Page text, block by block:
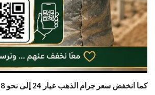
كما انخفض سعر جرام الذهب عيار 24 إلى نحو 7028 جنيهًا، فيما سجل عيار 18 نحو 5271 جنيهًا، وتراجع سعر الجنيه الذهب إلى 49200 جنيه.